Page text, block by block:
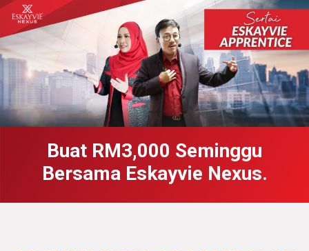
Buat RM3,000 Seminggu
Bersama Eskayvie Nexus.